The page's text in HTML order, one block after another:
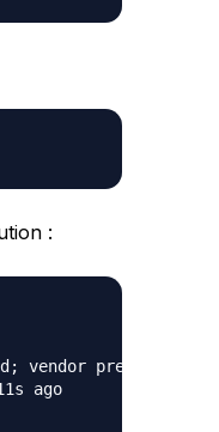
:
vendor preset: disa>
ago